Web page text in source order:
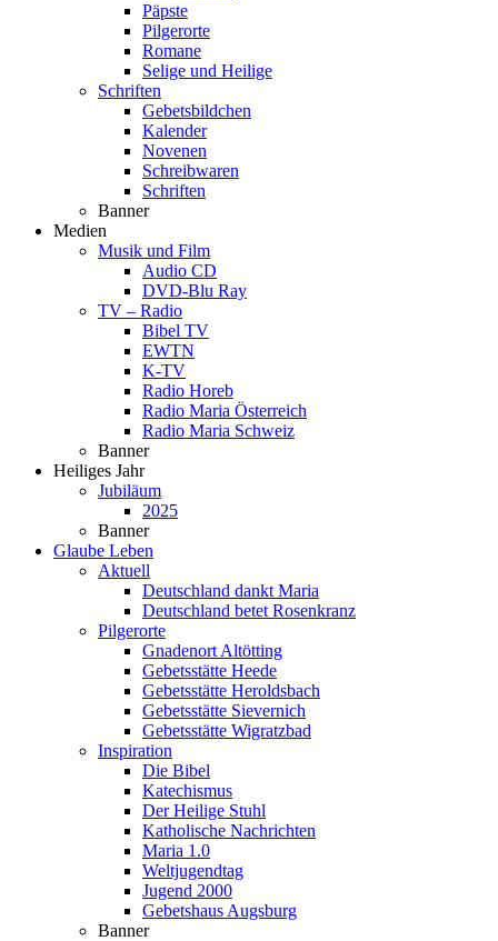
Päpste
Pilgerorte
Romane
Selige und Heilige
Schriften
Gebetsbildchen
Kalender
Novenen
Schreibwaren
Schriften
Banner
Medien
Musik und Film
Audio CD
DVD-Blu Ray
TV – Radio
Bibel TV
EWTN
K-TV
Radio Horeb
Radio Maria Österreich
Radio Maria Schweiz
Banner
Heiliges Jahr
Jubiläum
2025
Banner
Glaube Leben
Aktuell
Deutschland dankt Maria
Deutschland betet Rosenkranz
Pilgerorte
Gnadenort Altötting
Gebetsstätte Heede
Gebetsstätte Heroldsbach
Gebetsstätte Sievernich
Gebetsstätte Wigratzbad
Inspiration
Die Bibel
Katechismus
Der Heilige Stuhl
Katholische Nachrichten
Maria 1.0
Weltjugendtag
Jugend 2000
Gebetshaus Augsburg
Banner